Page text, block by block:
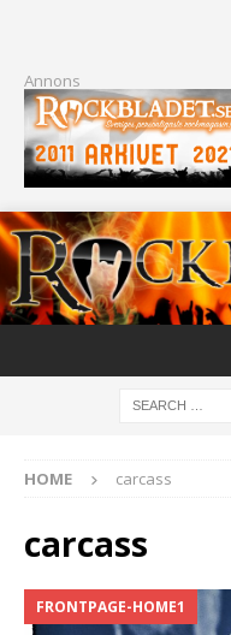
Annons
HOME carcass
carcass
FRONTPAGE-HOME1